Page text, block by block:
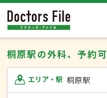
桐原駅の外科、予約可
エリア・駅 桐原駅